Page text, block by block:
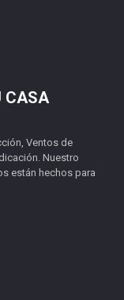
CASA
Ventos de
Nuestro
están hechos para